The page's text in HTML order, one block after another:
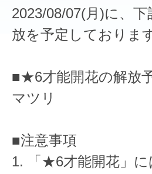
2023/08/07(月)に、
放を予定しておりま
■★6才能開花の解放
マツリ
■注意事項
1. 「★6才能開花」